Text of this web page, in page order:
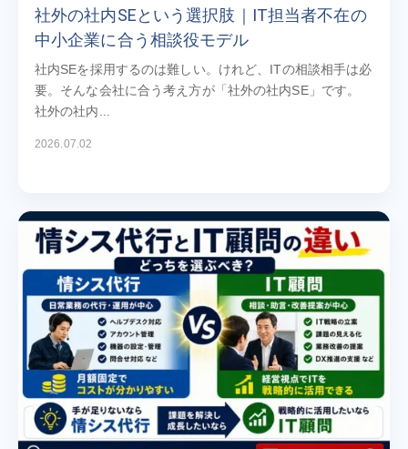
社外の社内SEという選択肢｜IT担当者不在の
中小企業に合う相談役モデル
社内SEを採用するのは難しい。けれど、ITの相談相手は必
要。そんな会社に合う考え方が「社外の社内SE」です。
社外の社内...
2026.07.02